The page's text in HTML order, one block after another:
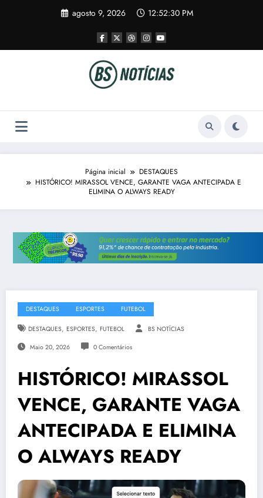
agosto 9, 2026 12:52:30 PM
Página inicial
DESTAQUES
HISTÓRICO! MIRASSOL VENCE, GARANTE VAGA ANTECIPADA E
ELIMINA O ALWAYS READY
DESTAQUES ESPORTES FUTEBOL
DESTAQUES, ESPORTES, FUTEBOL BS NOTÍCIAS
Maio 20, 2026 0 Comentários
HISTÓRICO! MIRASSOL
VENCE, GARANTE VAGA
ANTECIPADA E ELIMINA
O ALWAYS READY